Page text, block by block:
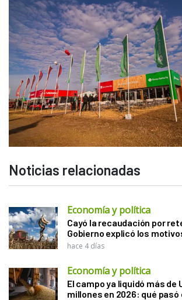
Noticias relacionadas
Economía y política
Cayó la recaudación por
Gobierno explicó los
hace 4 días
Economía y política
El campo ya liquidó más de
millones en 2026: qué pasó